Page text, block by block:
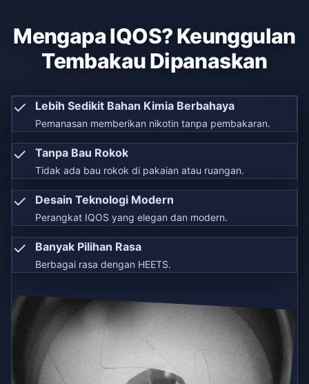
Mengapa IQOS? Keunggulan
Tembakau Dipanaskan
✓ Lebih Sedikit Bahan Kimia Berbahaya
Pemanasan memberikan nikotin tanpa pembakaran.
✓ Tanpa Bau Rokok
Tidak ada bau rokok di pakaian atau ruangan.
✓ Desain Teknologi Modern
Perangkat IQOS yang elegan dan modern.
✓ Banyak Pilihan Rasa
Berbagai rasa dengan HEETS.